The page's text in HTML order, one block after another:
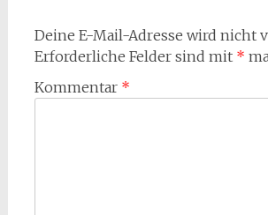
Deine E-Mail-Adresse wird nicht
Erforderliche Felder sind mit *
Kommentar *